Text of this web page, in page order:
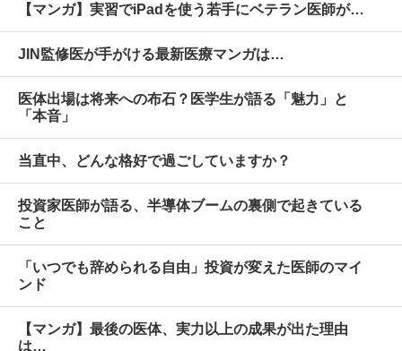
【マンガ】実習でiPadを使う若手にベテラン医師が…
JIN監修医が手がける最新医療マンガは…
医体出場は将来への布石？医学生が語る「魅力」と
「本音」
当直中、どんな格好で過ごしていますか？
投資家医師が語る、半導体ブームの裏側で起きている
こと
「いつでも辞められる自由」投資が変えた医師のマイ
ンド
【マンガ】最後の医体、実力以上の成果が出た理由
は…